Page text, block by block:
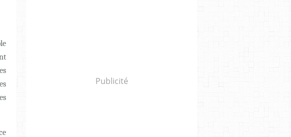
Publicité